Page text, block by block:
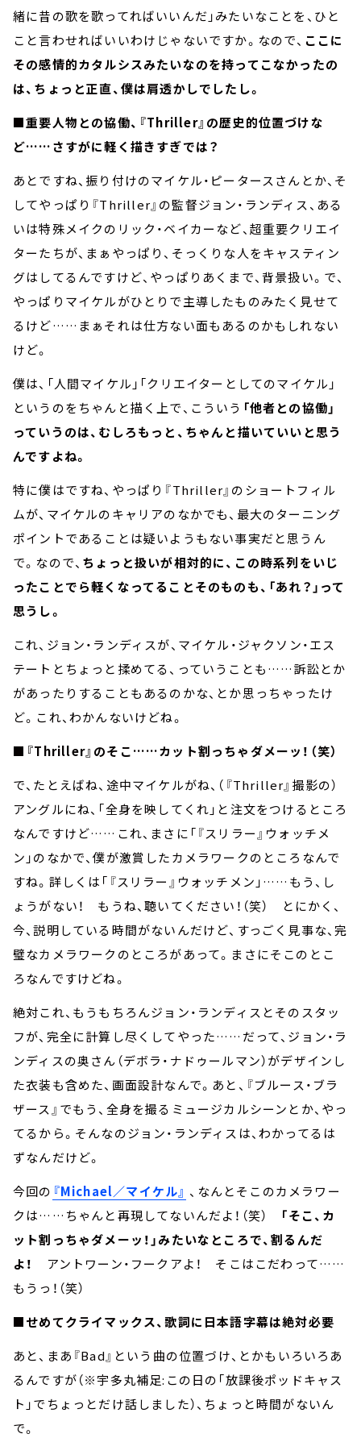
緒に昔の歌を歌ってればいいんだ」みたいなことを、ひと
こと言わせればいいわけじゃないですか。なので、 ここに
その感情的カタルシスみたいなのを持ってこなかったの
は、ちょっと正直、僕は肩透かしでしたし。
■重要人物との協働、『Thriller』の歴史的位置づけな
ど……さすがに軽く描きすぎでは？
あとですね、振り付けのマイケル・ピータースさんとか、そ
してやっぱり『Thriller』の監督ジョン・ランディス、ある
いは特殊メイクのリック・ベイカーなど、超重要クリエイ
ターたちが、まぁやっぱり、そっくりな人をキャスティン
グはしてるんですけど、やっぱりあくまで、背景扱い。で、
やっぱりマイケルがひとりで主導したものみたく見せて
るけど……まぁそれは仕方ない面もあるのかもしれない
けど。
僕は、「人間マイケル」「クリエイターとしてのマイケル」
というのをちゃんと描く上で、こういう 「他者との協働」
っていうのは、むしろもっと、ちゃんと描いていいと思う
んですよね。
特に僕はですね、やっぱり『Thriller』のショートフィル
ムが、マイケルのキャリアのなかでも、最大のターニング
ポイントであることは疑いようもない事実だと思うん
で。なので、 ちょっと扱いが相対的に、この時系列をいじ
ったことでら軽くなってることそのものも、「あれ？」って
思うし。
これ、ジョン・ランディスが、マイケル・ジャクソン・エス
テートとちょっと揉めてる、っていうことも……訴訟とか
があったりすることもあるのかな、とか思っちゃったけ
ど。これ、わかんないけどね。
■『Thriller』のそこ……カット割っちゃダメーッ！（笑）
で、たとえばね、途中マイケルがね、（『Thriller』撮影の）
アングルにね、「全身を映してくれ」と注文をつけるところ
なんですけど……これ、まさに「『スリラー』ウォッチメ
ン」のなかで、僕が激賞したカメラワークのところなんで
すね。詳しくは「『スリラー』ウォッチメン」……もう、し
ょうがない！ もうね、聴いてください！（笑） とにかく、
今、説明している時間がないんだけど、すっごく見事な、完
璧なカメラワークのところがあって。まさにそこのとこ
ろなんですけどね。
絶対これ、もうもちろんジョン・ランディスとそのスタッ
フが、完全に計算し尽くしてやった……だって、ジョン・ラ
ンディスの奥さん（デボラ・ナドゥールマン）がデザインし
た衣装も含めた、画面設計なんで。あと、『ブルース・ブラ
ザース』でもう、全身を撮るミュージカルシーンとか、やっ
てるから。そんなのジョン・ランディスは、わかってるは
ずなんだけど。
今回の 『Michael／マイケル』 、なんとそこのカメラワー
クは……ちゃんと再現してないんだよ！（笑）
「そこ、カ
ット割っちゃダメーッ！」みたいなところで、割るんだ
よ！
アントワーン・フークアよ！ そこはこだわって……
もうっ！（笑）
■せめてクライマックス、歌詞に日本語字幕は絶対必要
あと、まあ『Bad』という曲の位置づけ、とかもいろいろあ
るんですが（※宇多丸補足:この日の「放課後ポッドキャス
ト」でちょっとだけ話しました）、ちょっと時間がないん
で。